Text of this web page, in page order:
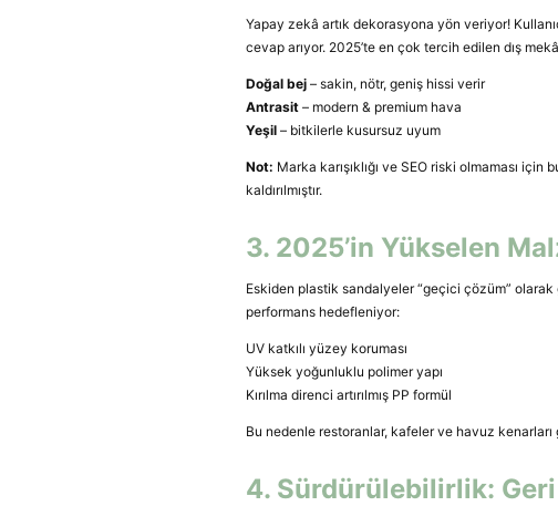
Yapay zekâ artık dekorasyona yön veriyor!
cevap arıyor. 2025’te en çok tercih edilen dış
Doğal bej – sakin, nötr, geniş hissi verir
Antrasit – modern & premium hava
Yeşil – bitkilerle kusursuz uyum
Not: Marka karışıklığı ve SEO riski olmaması için
kaldırılmıştır.
3. 2025’in Yükselen
Eskiden plastik sandalyeler “geçici çözüm” olarak
performans hedefleniyor:
UV katkılı yüzey koruması
Yüksek yoğunluklu polimer yapı
Kırılma direnci artırılmış PP formül
Bu nedenle restoranlar, kafeler ve havuz
4. Sürdürülebilirlik: